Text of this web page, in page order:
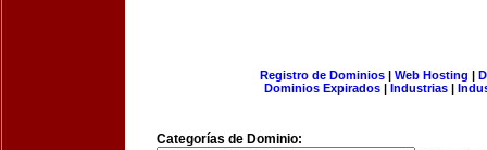
Registro de Dominios| Web Hosting |
Dominios Expirados | Industrias |
Categorías de Dominio: